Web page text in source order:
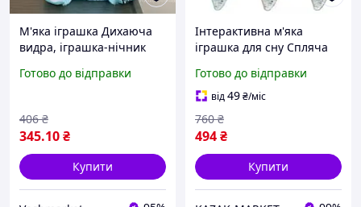
М'яка іграшка Дихаюча
видра, іграшка-нічник
животом Блакитна
Готово до відправки
345.10₴
406 ₴
Купити
Інтерактивна м'яка
іграшка для сну Спляча
Готово до відправки
від49₴/міс
494₴
760 ₴
Купити